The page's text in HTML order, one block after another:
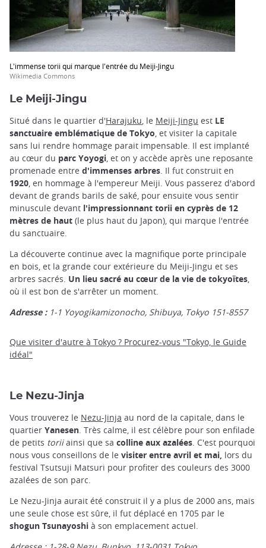
L'immense torii qui marque l'entrée du Meiji-Jingu
Wikimedia Commons
Le Meiji-Jingu
Situé dans le quartier d'Harajuku, le Meiji-Jingu est LE
sanctuaire emblématique de Tokyo, et visiter la capitale
sans lui rendre hommage parait impensable. Il est implanté
au cœur du parc Yoyogi, et on y accède après une reposante
promenade entre d'immenses arbres. Il fut construit en
1920, en hommage à l'empereur Meiji. Vous passerez d'abord
devant de grands barils de saké, pour ensuite vous sentir
minuscule devant l'impressionnant torii en cyprès de 12
mètres de haut (le plus haut du Japon), qui marque l'entrée
du sanctuaire.
La découverte continue avec la magnifique porte principale
en bois, et la grande cour extérieure du Meiji-Jingu et ses
arbres sacrés. Un lieu sacré au cœur de la vie de tokyoïtes,
où il est bon de s'arrêter un moment.
Adresse : 1-1 Yoyogikamizonocho, Shibuya, Tokyo 151-8557
Que visiter d'autre à Tokyo ? Procurez-vous "Tokyo, le Guide
idéal"
Le Nezu-Jinja
Vous trouverez le Nezu-Jinja au nord de la capitale, dans le
quartier Yanesen. Très calme, il est célèbre pour son enfilade
de petits toriiainsi que sa colline aux azalées. C'est pourquoi
nous vous conseillons de le visiter entre avril et mai, lors du
festival Tsutsuji Matsuri pour profiter des couleurs des 3000
azalées de son parc.
Le Nezu-Jinja aurait été construit il y a plus de 2000 ans, mais
une seule chose est sûre, il fut déplacé en 1705 par le
shogun Tsunayoshi à son emplacement actuel.